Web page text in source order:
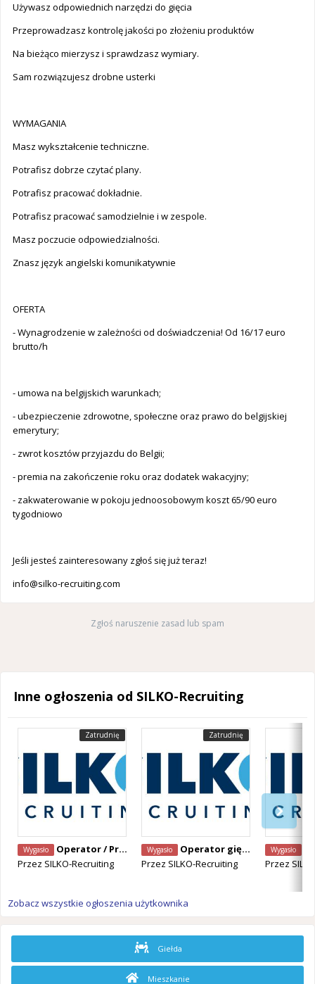
Używasz odpowiednich narzędzi do gięcia
Przeprowadzasz kontrolę jakości po złożeniu produktów
Na bieżąco mierzysz i sprawdzasz wymiary.
Sam rozwiązujesz drobne usterki
WYMAGANIA
Masz wykształcenie techniczne.
Potrafisz dobrze czytać plany.
Potrafisz pracować dokładnie.
Potrafisz pracować samodzielnie i w zespole.
Masz poczucie odpowiedzialności.
Znasz język angielski komunikatywnie
OFERTA
- Wynagrodzenie w zależności od doświadczenia! Od 16/17 euro
brutto/h
- umowa na belgijskich warunkach;
- ubezpieczenie zdrowotne, społeczne oraz prawo do belgijskiej
emerytury;
- zwrot kosztów przyjazdu do Belgii;
- premia na zakończenie roku oraz dodatek wakacyjny;
- zakwaterowanie w pokoju jednoosobowym koszt 65/90 euro
tygodniowo
Jeśli jesteś zainteresowany zgłoś się już teraz!
info@silko-recruiting.com
Zgłoś naruszenie zasad lub spam
Inne ogłoszenia od SILKO-Recruiting
Zatrudnię
Wygasło
Operator / Programista CNC Mazak – Alken, Belgia
Przez SILKO-Recruiting
Zatrudnię
Wygasło
Operator giętarki CNC – Staden, Belgia
Przez SILKO-Recruiting
Wygasło
Przez
Zobacz wszystkie ogłoszenia użytkownika
Giełda
Mieszkanie